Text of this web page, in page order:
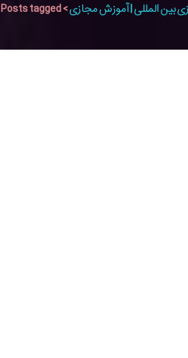
بین المللی | آموزش مجازی>Posts tagged "آموزش ورود به cpanel"